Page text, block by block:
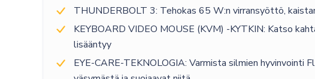
THUNDERBOLT 3: Tehokas 65 W:n virransyöttö,
KEYBOARD VIDEO MOUSE (KVM) -KYTKIN: Katso
lisääntyy
EYE-CARE-TEKNOLOGIA: Varmista silmien